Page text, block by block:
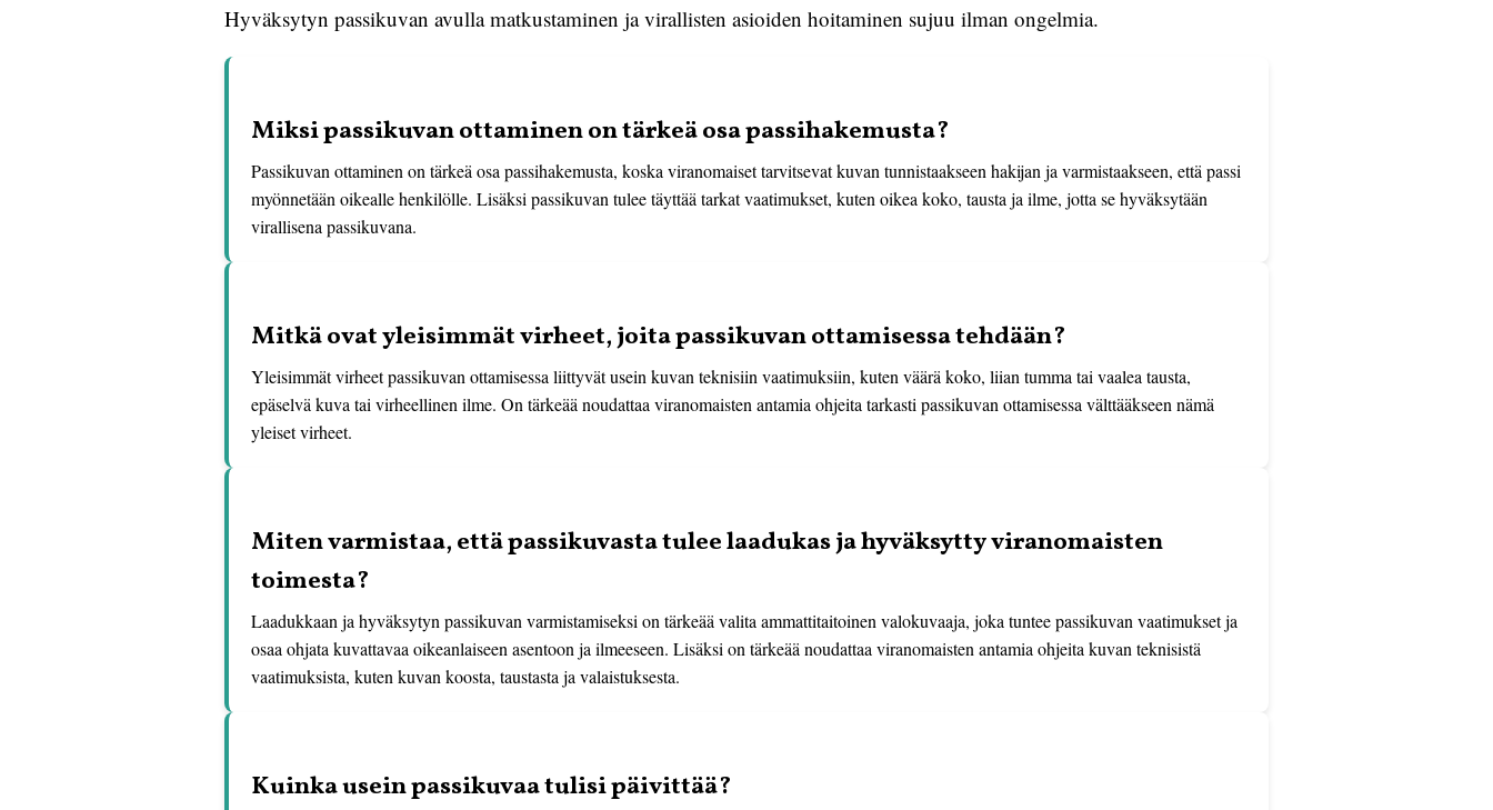
Hyväksytyn passikuvan avulla matkustaminen ja virallisten asioiden hoitaminen sujuu ilman ongelmia.
Miksi passikuvan ottaminen on tärkeä osa passihakemusta?
Passikuvan ottaminen on tärkeä osa passihakemusta, koska viranomaiset tarvitsevat kuvan tunnistaakseen hakijan ja varmistaakseen, että passi
myönnetään oikealle henkilölle. Lisäksi passikuvan tulee täyttää tarkat vaatimukset, kuten oikea koko, tausta ja ilme, jotta se hyväksytään
virallisena passikuvana.
Mitkä ovat yleisimmät virheet, joita passikuvan ottamisessa tehdään?
Yleisimmät virheet passikuvan ottamisessa liittyvät usein kuvan teknisiin vaatimuksiin, kuten väärä koko, liian tumma tai vaalea tausta,
epäselvä kuva tai virheellinen ilme. On tärkeää noudattaa viranomaisten antamia ohjeita tarkasti passikuvan ottamisessa välttääkseen nämä
yleiset virheet.
Miten varmistaa, että passikuvasta tulee laadukas ja hyväksytty viranomaisten
toimesta?
Laadukkaan ja hyväksytyn passikuvan varmistamiseksi on tärkeää valita ammattitaitoinen valokuvaaja, joka tuntee passikuvan vaatimukset ja
osaa ohjata kuvattavaa oikeanlaiseen asentoon ja ilmeeseen. Lisäksi on tärkeää noudattaa viranomaisten antamia ohjeita kuvan teknisistä
vaatimuksista, kuten kuvan koosta, taustasta ja valaistuksesta.
Kuinka usein passikuvaa tulisi päivittää?